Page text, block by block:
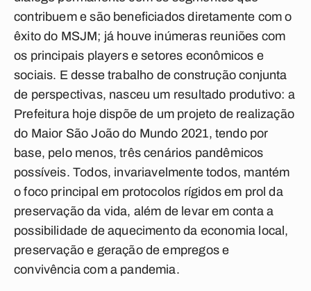
contribuem e são beneficiados diretamente com o
êxito do MSJM; já houve inúmeras reuniões com
os principais players e setores econômicos e
sociais. E desse trabalho de construção conjunta
de perspectivas, nasceu um resultado produtivo: a
Prefeitura hoje dispõe de um projeto de realização
do Maior São João do Mundo 2021, tendo por
base, pelo menos, três cenários pandêmicos
possíveis. Todos, invariavelmente todos, mantém
o foco principal em protocolos rígidos em prol da
preservação da vida, além de levar em conta a
possibilidade de aquecimento da economia local,
preservação e geração de empregos e
convivência com a pandemia.